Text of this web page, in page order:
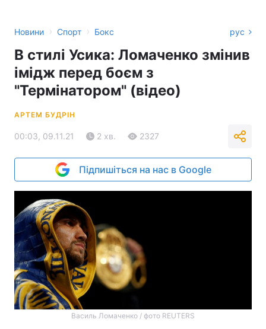
Новини › Спорт › Бокс рус
В стилі Усика: Ломаченко змінив
імідж перед боєм з
"Термінатором" (відео)
АРТЕМ БУДРІН
00:03, 09.11.21 2 хв. 2327
Підпишіться на нас в Google
Василь Ломаченко / фото REUTERS